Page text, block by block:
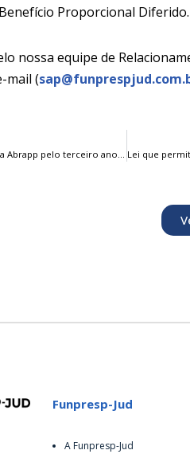
Proporcional Diferido.
nossa equipe de
mail (
Funpresp-Jud
A Funpresp-Jud